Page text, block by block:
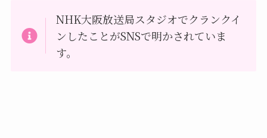
NHK大阪放送局スタジオでクランクイ
ンしたことがSNSで明かされていま
す。